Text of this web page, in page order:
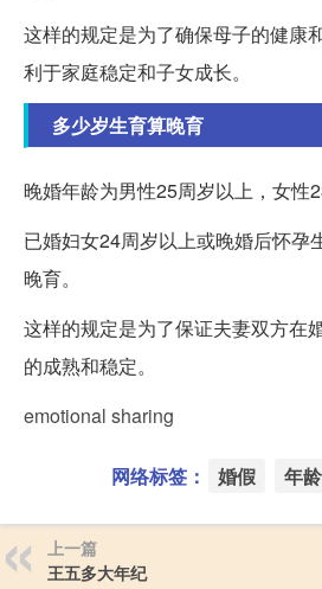
这样的规定是为了确保母子的健康
利于家庭稳定和子女成长。
多少岁生育算晚育
晚婚年龄为男性25周岁以上，女性
已婚妇女24周岁以上或晚婚后怀孕
晚育。
这样的规定是为了保证夫妻双方在
的成熟和稳定。
emotional sharing
网络标签： 婚假 年龄
上一篇
王五多大年纪